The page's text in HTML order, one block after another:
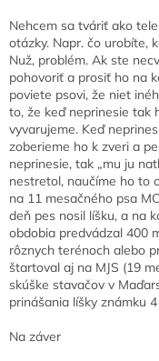
Nehcem sa tváriť ako
otázky. Napr. čo urobíte,
Nuž, problém. Ak ste
pohovoriť a prosiť ho na
poviete psovi, že niet
to, že keď neprinesie tak
vyvarujeme. Keď
zoberieme ho k zveri a
neprinesie, tak „mu ju
nestretol, naučíme ho to
na 11 mesačného psa
deň pes nosil líšku, a na
obdobia predvádzal 400
rôznych terénoch alebo
štartoval aj na MJS (19
skúške stavačov v
prinášania líšky známku
Na záver